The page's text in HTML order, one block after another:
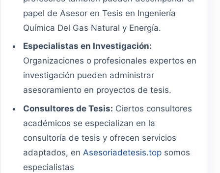
papel de Asesor en Tesis en Ingeniería
Química Del Gas Natural y Energía.
Especialistas en Investigación:
Organizaciones o profesionales expertos en
investigación pueden administrar
asesoramiento en proyectos de tesis.
Consultores de Tesis: Ciertos consultores
académicos se especializan en la
consultoría de tesis y ofrecen servicios
adaptados, enAsesoriadetesis.top somos
especialistas